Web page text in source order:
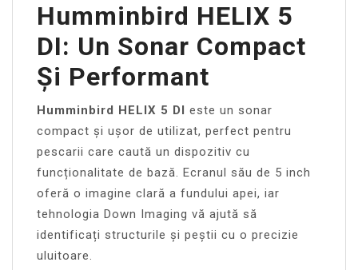
Humminbird HELIX 5
DI: Un Sonar Compact
Și Performant
Humminbird HELIX 5 DI este un sonar
compact și ușor de utilizat, perfect pentru
pescarii care caută un dispozitiv cu
funcționalitate de bază. Ecranul său de 5 inch
oferă o imagine clară a fundului apei, iar
tehnologia Down Imaging vă ajută să
identificați structurile și peștii cu o precizie
uluitoare.